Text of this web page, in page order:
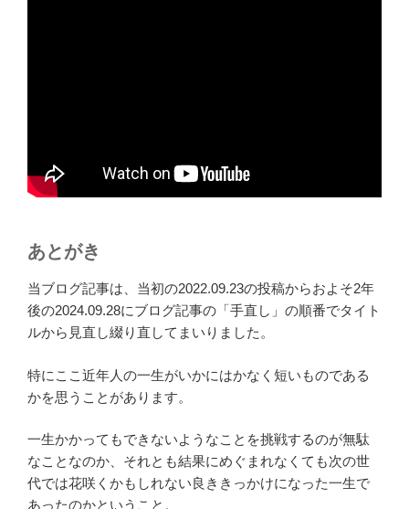
あとがき
当ブログ記事は、当初の2022.09.23の投稿からおよそ2年
後の2024.09.28にブログ記事の「手直し」の順番でタイト
ルから見直し綴り直してまいりました。
特にここ近年人の一生がいかにはかなく短いものである
かを思うことがあります。
一生かかってもできないようなことを挑戦するのが無駄
なことなのか、それとも結果にめぐまれなくても次の世
代では花咲くかもしれない良ききっかけになった一生で
あったのかということ。